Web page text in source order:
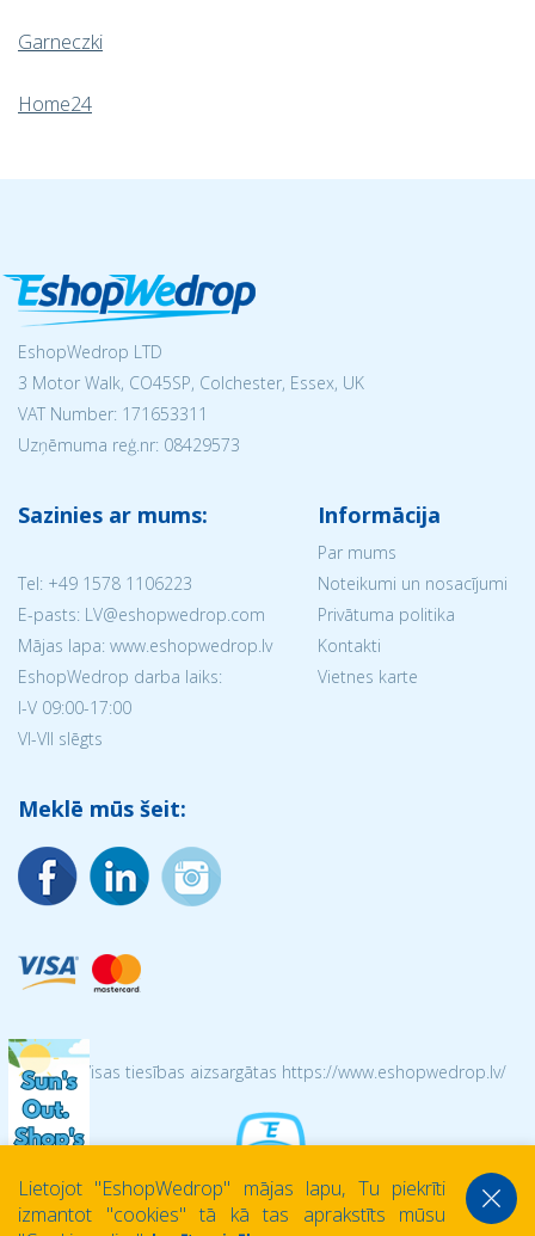
Garneczki
Home24
EshopWedrop LTD
3 Motor Walk, CO45SP, Colchester, Essex, UK
VAT Number: 171653311
Uzņēmuma reģ.nr: 08429573
Sazinies ar mums:
Tel: +49 1578 1106223
E-pasts: LV@eshopwedrop.com
Mājas lapa: www.eshopwedrop.lv
EshopWedrop darba laiks:
I-V 09:00-17:00
VI-VII slēgts
Informācija
Par mums
Noteikumi un nosacījumi
Privātuma politika
Kontakti
Vietnes karte
Meklē mūs šeit:
© 2026 Visas tiesības aizsargātas https://www.eshopwedrop.lv/
Lietojot ''EshopWedrop'' mājas lapu, Tu piekrīti
izmantot ''cookies'' tā kā tas aprakstīts mūsu